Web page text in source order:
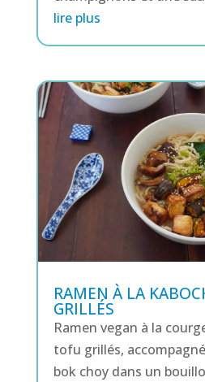
lire plus
RAMEN À LA
GRILLÉS
Ramen vegan à la
tofu grillés,
bok choy dans un